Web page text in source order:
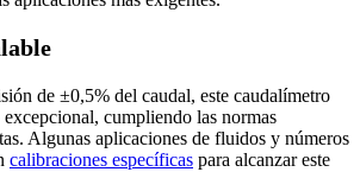
de ±0,5% del caudal, este caudalímetro
cumpliendo las normas
Algunas aplicaciones de fluidos y números
calibraciones específicas para alcanzar este